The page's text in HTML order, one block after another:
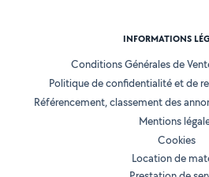
INFORMATIONS
Conditions Générales de
Politique de confidentialité et de
Référencement, classement des
Mentions
Cookies
Location de